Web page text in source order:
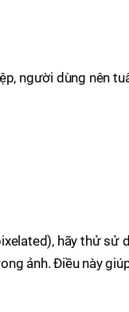
người dùng nên
hãy thử sử
ảnh. Điều này